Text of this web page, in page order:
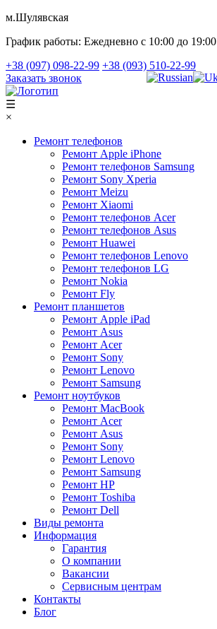
м.Шулявская
График работы: Ежедневно с 10:00 до 19:00
+38 (097) 098-22-99 +38 (093) 510-22-99
Заказать звонок
☰
×
Ремонт телефонов
Ремонт Apple iPhone
Ремонт телефонов Samsung
Ремонт Sony Xperia
Ремонт Meizu
Ремонт Xiaomi
Ремонт телефонов Acer
Ремонт телефонов Asus
Ремонт Huawei
Ремонт телефонов Lenovo
Ремонт телефонов LG
Ремонт Nokia
Ремонт Fly
Ремонт планшетов
Ремонт Apple iPad
Ремонт Asus
Ремонт Acer
Ремонт Sony
Ремонт Lenovo
Ремонт Samsung
Ремонт ноутбуков
Ремонт MacBook
Ремонт Acer
Ремонт Asus
Ремонт Sony
Ремонт Lenovo
Ремонт Samsung
Ремонт HP
Ремонт Toshiba
Ремонт Dell
Виды ремонта
Информация
Гарантия
О компании
Вакансии
Сервисным центрам
Контакты
Блог